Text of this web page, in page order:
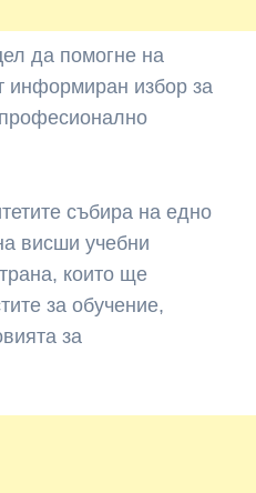
да помогне на
информиран избор за
събира на едно
висши учебни
които ще
за обучение,
за